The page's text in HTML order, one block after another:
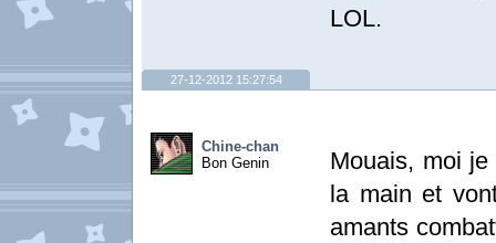
LOL.
27-12-2012 15:27:54
Chine-chan
Bon Genin
Mouais, moi
la main et
amants